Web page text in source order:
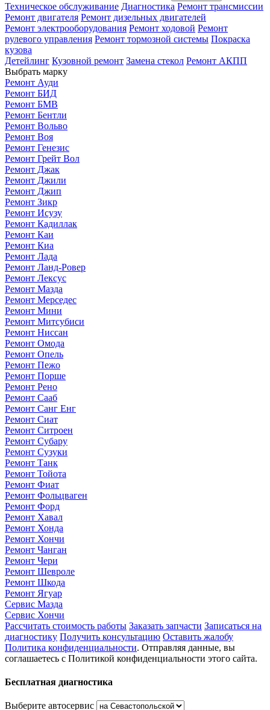
Техническое обслуживание Диагностика Ремонт трансмиссии
Ремонт двигателя Ремонт дизельных двигателей
Ремонт электрооборудования Ремонт ходовой Ремонт
рулевого управления Ремонт тормозной системы Покраска
кузова
Детейлинг Кузовной ремонт Замена стекол Ремонт АКПП
Выбрать марку
Ремонт Ауди
Ремонт БИД
Ремонт БМВ
Ремонт Бентли
Ремонт Вольво
Ремонт Воя
Ремонт Генезис
Ремонт Грейт Вол
Ремонт Джак
Ремонт Джили
Ремонт Джип
Ремонт Зикр
Ремонт Исузу
Ремонт Кадиллак
Ремонт Каи
Ремонт Киа
Ремонт Лада
Ремонт Ланд-Ровер
Ремонт Лексус
Ремонт Мазда
Ремонт Мерседес
Ремонт Мини
Ремонт Митсубиси
Ремонт Ниссан
Ремонт Омода
Ремонт Опель
Ремонт Пежо
Ремонт Порше
Ремонт Рено
Ремонт Сааб
Ремонт Санг Енг
Ремонт Сиат
Ремонт Ситроен
Ремонт Субару
Ремонт Сузуки
Ремонт Танк
Ремонт Тойота
Ремонт Фиат
Ремонт Фольцваген
Ремонт Форд
Ремонт Хавал
Ремонт Хонда
Ремонт Хончи
Ремонт Чанган
Ремонт Чери
Ремонт Шевроле
Ремонт Шкода
Ремонт Ягуар
Сервис Мазда
Сервис Хончи
Рассчитать стоимость работы Заказать запчасти Записаться на
диагностику Получить консультацию Оставить жалобу
Политика конфиденциальности. Отправляя данные, вы
соглашаетесь с Политикой конфиденциальности этого сайта.
Бесплатная диагностика
Выберите автосервис